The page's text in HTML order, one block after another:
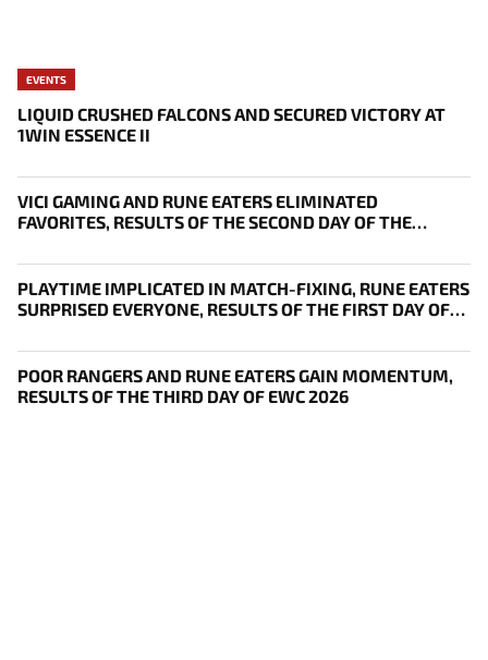
EVENTS
LIQUID CRUSHED FALCONS AND SECURED VICTORY AT
1WIN ESSENCE II
VICI GAMING AND RUNE EATERS ELIMINATED
FAVORITES, RESULTS OF THE SECOND DAY OF THE
PLAYTIME IMPLICATED IN MATCH-FIXING, RUNE EATERS
SURPRISED EVERYONE, RESULTS OF THE FIRST DAY OF
POOR RANGERS AND RUNE EATERS GAIN MOMENTUM,
RESULTS OF THE THIRD DAY OF EWC 2026